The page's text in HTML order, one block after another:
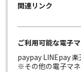
関連リンク
ご利用可能な電子
paypay LINEpay
※その他の電子マ